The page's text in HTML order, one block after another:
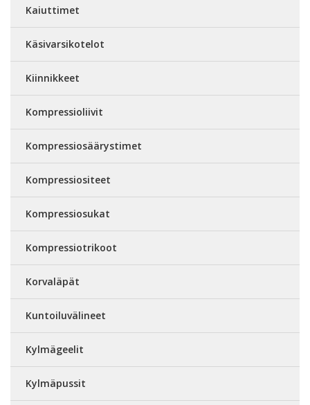
Kaiuttimet
Käsivarsikotelot
Kiinnikkeet
Kompressioliivit
Kompressiosäärystimet
Kompressiositeet
Kompressiosukat
Kompressiotrikoot
Korvaläpät
Kuntoiluvälineet
Kylmägeelit
Kylmäpussit